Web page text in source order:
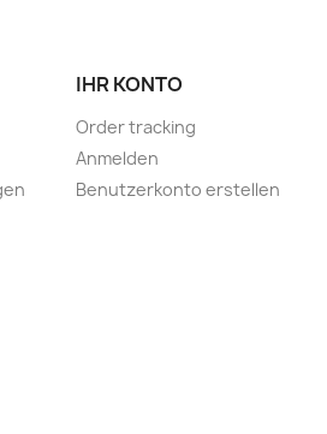
IHR KONTO
Order tracking
Anmelden
Benutzerkonto erstellen